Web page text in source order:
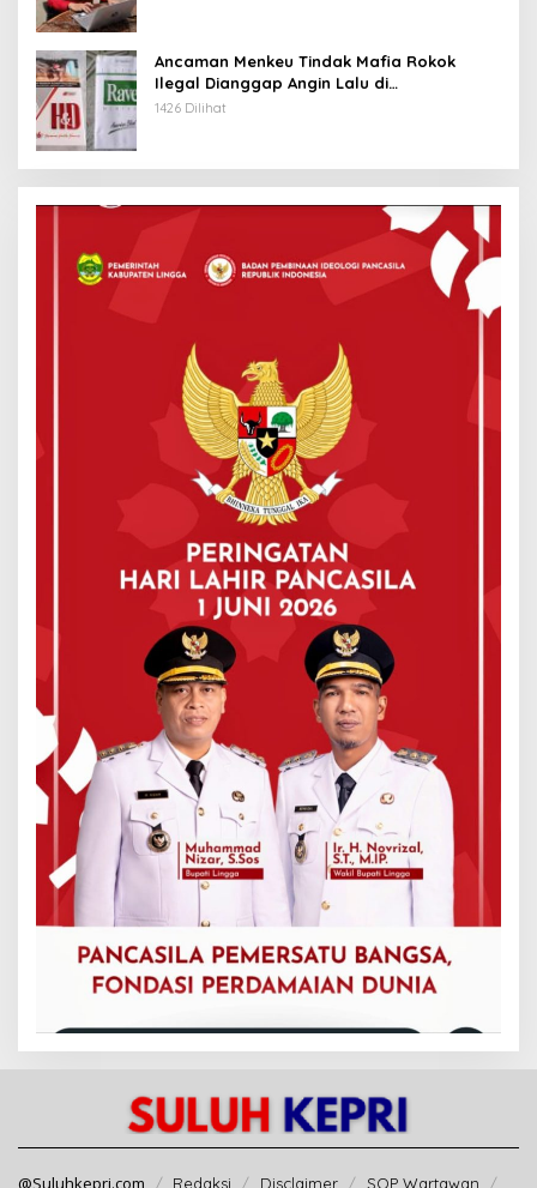
Ancaman Menkeu Tindak Mafia Rokok
Ilegal Dianggap Angin Lalu di
Tanjungpinang
1426 Dilihat
@Suluhkepri.com Redaksi Disclaimer SOP Wartawan